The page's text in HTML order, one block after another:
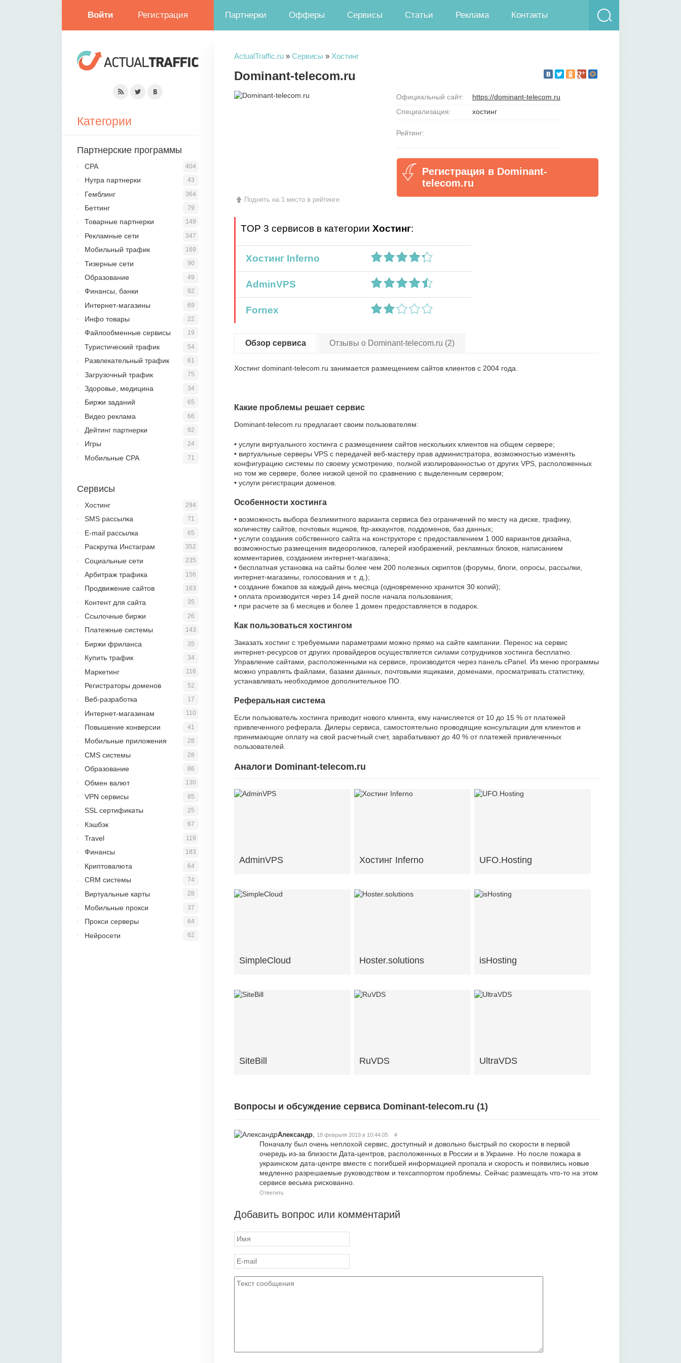
Войти Регистрация Партнерки Офферы Сервисы Статьи Реклама Контакты
ActualTraffic.ru » Сервисы » Хостинг
Dominant-telecom.ru
Поднять на 1 место в рейтинге
Официальный сайт:
https://dominant-telecom.ru
Специализация:
хостинг
Рейтинг:
Регистрация в Dominant-
telecom.ru
TOP 3 сервисов в категории Хостинг:
Хостинг Inferno
AdminVPS
Fornex
Обзор сервиса Отзывы о Dominant-telecom.ru (2)
Хостинг dominant-telecom.ru занимается размещением сайтов клиентов с 2004 года.
Какие проблемы решает сервис
Dominant-telecom.ru предлагает своим пользователям:
• услуги виртуального хостинга с размещением сайтов нескольких клиентов на общем сервере;
• виртуальные серверы VPS с передачей веб-мастеру прав администратора, возможностью изменять
конфигурацию системы по своему усмотрению, полной изолированностью от других VPS, расположенных
но том же сервере, более низкой ценой по сравнению с выделенным сервером;
• услуги регистрации доменов.
Особенности хостинга
• возможность выбора безлимитного варианта сервиса без ограничений по месту на диске, трафику,
количеству сайтов, почтовых ящиков, ftp-аккаунтов, поддоменов, баз данных;
• услуги создания собственного сайта на конструкторе с предоставлением 1 000 вариантов дизайна,
возможностью размещения видеороликов, галерей изображений, рекламных блоков, написанием
комментариев, созданием интернет-магазина;
• бесплатная установка на сайты более чем 200 полезных скриптов (форумы, блоги, опросы, рассылки,
интернет-магазины, голосования и т. д.);
• создание бэкапов за каждый день месяца (одновременно хранится 30 копий);
• оплата производится через 14 дней после начала пользования;
• при расчете за 6 месяцев и более 1 домен предоставляется в подарок.
Как пользоваться хостингом
Заказать хостинг с требуемыми параметрами можно прямо на сайте кампании. Перенос на сервис
интернет-ресурсов от других провайдеров осуществляется силами сотрудников хостинга бесплатно.
Управление сайтами, расположенными на сервисе, производится через панель cPanel. Из меню программы
можно управлять файлами, базами данных, почтовыми ящиками, доменами, просматривать статистику,
устанавливать необходимое дополнительное ПО.
Реферальная система
Если пользователь хостинга приводит нового клиента, ему начисляется от 10 до 15 % от платежей
привлеченного реферала. Дилеры сервиса, самостоятельно проводящие консультации для клиентов и
принимающие оплату на свой расчетный счет, зарабатывают до 40 % от платежей привлеченных
пользователей.
Аналоги Dominant-telecom.ru
AdminVPS Хостинг Inferno UFO.Hosting
SimpleCloud Hoster.solutions isHosting
SiteBill RuVDS UltraVDS
Вопросы и обсуждение сервиса Dominant-telecom.ru (1)
Александр 18 февраля 2019 в 10:44:05 #
Поначалу был очень неплохой сервис, доступный и довольно быстрый по скорости в первой
очередь из-за близости Дата-центров, расположенных в России и в Украине. Но после пожара в
украинском дата-центре вместе с погибшей информацией пропала и скорость и появились новые
медленно разрешаемые руководством и техсаппортом проблемы. Сейчас размещать что-то на этом
сервисе весьма рискованно.
Ответить
Добавить вопрос или комментарий
Категории
Партнерские программы
404
CPA
43
Нутра партнерки
364
Гемблинг
79
Беттинг
149
Товарные партнерки
347
Рекламные сети
169
Мобильный трафик
90
Тизерные сети
49
Образование
92
Финансы, банки
69
Интернет-магазины
22
Инфо товары
19
Файлообменные сервисы
54
Туристический трафик
61
Развлекательный трафик
75
Загрузочный трафик
34
Здоровье, медицина
65
Биржи заданий
66
Видео реклама
92
Дейтинг партнерки
24
Игры
71
Мобильные CPA
Сервисы
294
Хостинг
71
SMS рассылка
65
E-mail рассылка
352
Раскрутка Инстаграм
235
Социальные сети
156
Арбитраж трафика
163
Продвижение сайтов
35
Контент для сайта
26
Ссылочные биржи
143
Платежные системы
35
Биржи фриланса
34
Купить трафик
116
Маркетинг
52
Регистраторы доменов
17
Веб-разработка
110
Интернет-магазинам
41
Повышение конверсии
28
Мобильные приложения
28
CMS системы
86
Образование
130
Обмен валют
85
VPN сервисы
25
SSL сертификаты
67
Кэшбэк
119
Travel
183
Финансы
64
Криптовалюта
74
CRM системы
28
Виртуальные карты
37
Мобильные прокси
64
Прокси серверы
62
Нейросети